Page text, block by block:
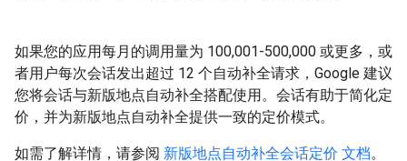
如果您的应用每月的调用量为 100,001-500,000 或更多，或
者用户每次会话发出超过 12 个自动补全请求，Google 建议
您将会话与新版地点自动补全搭配使用。会话有助于简化定
价，并为新版地点自动补全提供一致的定价模式。
如需了解详情，请参阅 新版地点自动补全会话定价 文档。